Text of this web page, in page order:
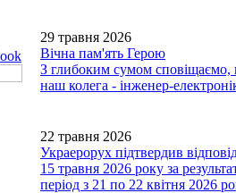
29 травня 2026
Вічна пам'ять Герою
З глибоким сумом сповіщаємо,
наш колега - інженер-
22 травня 2026
Украерорух підтвердив
15 травня 2026 року за
період з 21 по 22 квітня 2026